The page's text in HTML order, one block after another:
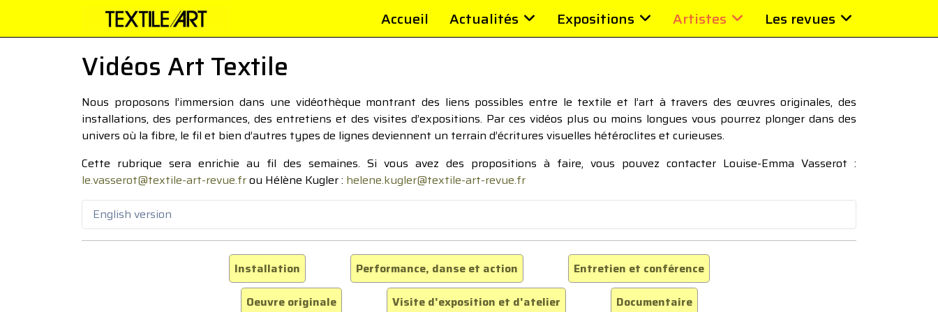
Accueil Actualités Expositions Artistes Les revues
Vidéos Art Textile
Nous proposons l’immersion dans une vidéothèque montrant des liens possibles entre le textile et l’art à travers des œuvres originales, des
installations, des performances, des entretiens et des visites d’expositions. Par ces vidéos plus ou moins longues vous pourrez plonger dans des
univers où la fibre, le fil et bien d’autres types de lignes deviennent un terrain d’écritures visuelles hétéroclites et curieuses.
Cette rubrique sera enrichie au fil des semaines. Si vous avez des propositions à faire, vous pouvez contacter Louise-Emma Vasserot :
le.vasserot@textile-art-revue.frou Hélène Kugler : helene.kugler@textile-art-revue.fr
English version
Installation Performance, danse et action
Entretien et conférence
Oeuvre originale
Visite d'exposition et d'atelier Documentaire